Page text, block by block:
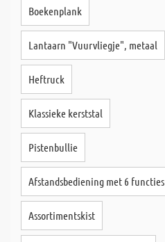
Boekenplank
Lantaarn "Vuurvliegje", metaal
Heftruck
Klassieke kerststal
Pistenbullie
Afstandsbediening met 6 functies
Assortimentskist